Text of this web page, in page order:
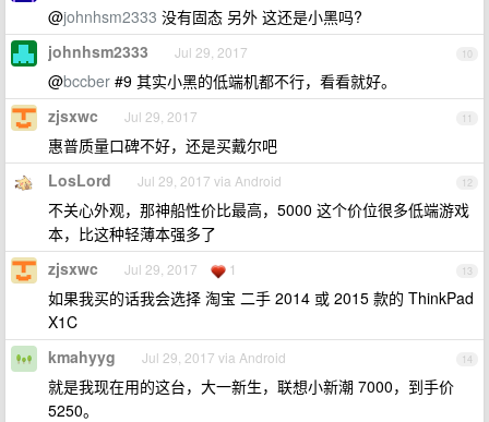
@johnhsm2333 没有固态 另外 这还是小黑吗?
10
johnhsm2333 Jul 29, 2017
@bccber #9 其实小黑的低端机都不行，看看就好。
11
zjsxwc Jul 29, 2017
惠普质量口碑不好，还是买戴尔吧
12
LosLord Jul 29, 2017 via Android
不关心外观，那神船性价比最高，5000 这个价位很多低端游戏
本，比这种轻薄本强多了
13
zjsxwc Jul 29, 2017 1
如果我买的话我会选择 淘宝 二手 2014 或 2015 款的 ThinkPad
X1C
14
kmahyyg Jul 29, 2017 via Android
就是我现在用的这台，大一新生，联想小新潮 7000，到手价
5250。